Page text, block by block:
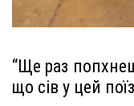
“Ще раз
що сів у цей